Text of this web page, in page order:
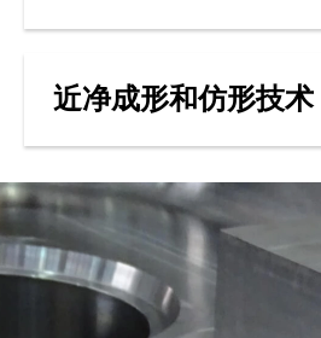
近净成形和仿形技术